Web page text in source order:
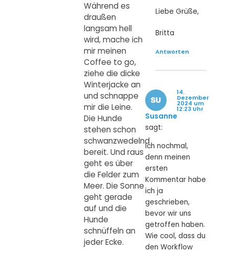
Während es
draußen
langsam hell
wird, mache ich
mir meinen
Coffee to go,
ziehe die dicke
Winterjacke an
und schnappe
mir die Leine.
Die Hunde
stehen schon
schwanzwedelnd
bereit. Und raus
geht es über
die Felder zum
Meer. Die Sonne
geht gerade
auf und die
Hunde
schnüffeln an
jeder Ecke.
Liebe Grüße,
Britta
Antworten
Susanne
sagt:
14.
Dezember
2024 um
12:23 Uhr
Ich nochmal,
denn meinen
ersten
Kommentar habe
ich ja
geschrieben,
bevor wir uns
getroffen haben.
Wie cool, dass du
den Workflow